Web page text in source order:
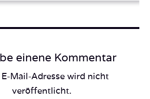
einene Kommentar
Mail-Adresse wird nicht
veröffentlicht.